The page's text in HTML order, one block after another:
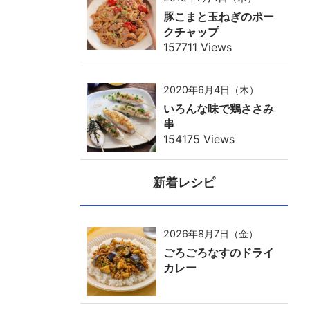
豚こまと玉ねぎのポー
クチャップ
157711 Views
2020年6月4日（木）
いろんな味で鶏ささみ
串
154175 Views
新着レシピ
2026年8月7日（金）
ごろごろなすのドライ
カレー